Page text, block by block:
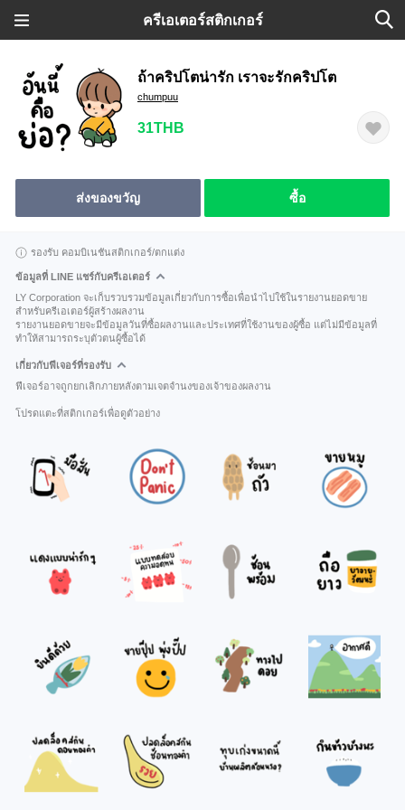
ครีเอเตอร์สติกเกอร์
ถ้าคริปโตน่ารัก เราจะรักคริปโต
chumpuu
31THB
ส่งของขวัญ ซื้อ
รองรับ คอมบิเนชันสติกเกอร์/ตกแต่ง
ข้อมูลที่ LINE แชร์กับครีเอเตอร์
LY Corporation จะเก็บรวบรวมข้อมูลเกี่ยวกับการซื้อเพื่อนำไปใช้ในรายงานยอดขาย
สำหรับครีเอเตอร์ผู้สร้างผลงาน
รายงานยอดขายจะมีข้อมูลวันที่ซื้อผลงานและประเทศที่ใช้งานของผู้ซื้อ แต่ไม่มีข้อมูลที่
ทำให้สามารถระบุตัวตนผู้ซื้อได้
เกี่ยวกับฟีเจอร์ที่รองรับ
ฟีเจอร์อาจถูกยกเลิกภายหลังตามเจตจำนงของเจ้าของผลงาน
โปรดแตะที่สติกเกอร์เพื่อดูตัวอย่าง